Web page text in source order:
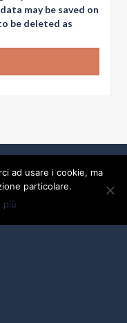
may be saved on
be deleted as
ad usare i cookie, ma
particolare.
più